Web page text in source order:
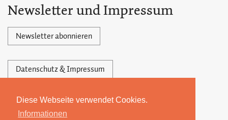
Diese Webseite verwendet Cookies.
Informationen
Newsletter und Impressum
Newsletter abonnieren
Datenschutz & Impressum
Powered by Ghost,